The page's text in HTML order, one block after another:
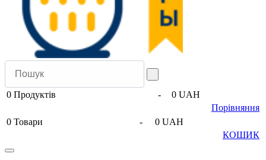
0 Продуктів -
0 UAH
Порівняння
0 Товари -
0 UAH
КОШИК